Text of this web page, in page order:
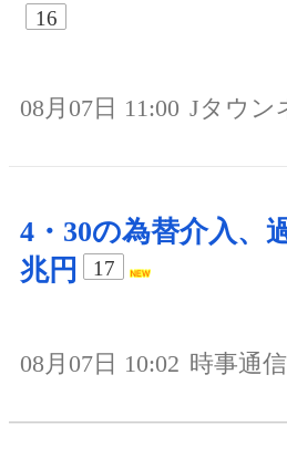
16
08月07日 11:00 Jタウン
4・30の為替介入、
兆円
17
08月07日 10:02 時事通